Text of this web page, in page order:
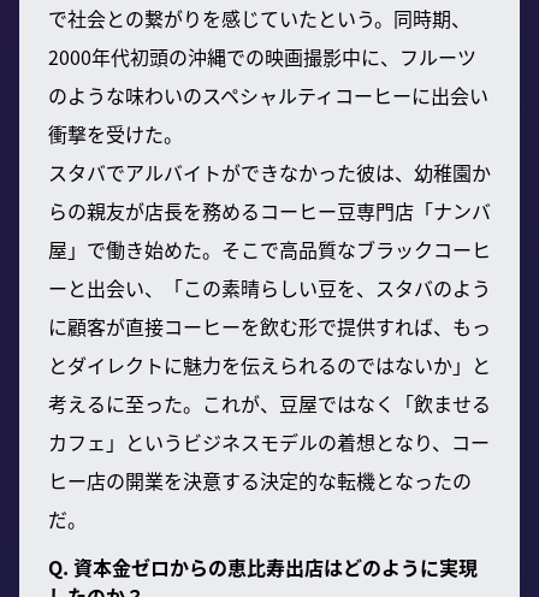
で社会との繋がりを感じていたという。同時期、
2000年代初頭の沖縄での映画撮影中に、フルーツ
のような味わいのスペシャルティコーヒーに出会い
衝撃を受けた。
スタバでアルバイトができなかった彼は、幼稚園か
らの親友が店長を務めるコーヒー豆専門店「ナンバ
屋」で働き始めた。そこで高品質なブラックコーヒ
ーと出会い、「この素晴らしい豆を、スタバのよう
に顧客が直接コーヒーを飲む形で提供すれば、もっ
とダイレクトに魅力を伝えられるのではないか」と
考えるに至った。これが、豆屋ではなく「飲ませる
カフェ」というビジネスモデルの着想となり、コー
ヒー店の開業を決意する決定的な転機となったの
だ。
Q. 資本金ゼロからの恵比寿出店はどのように実現